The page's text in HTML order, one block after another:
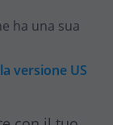
ha una sua
versione US